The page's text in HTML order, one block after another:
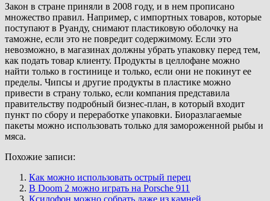
Закон в стране приняли в 2008 году, и в нем прописано
множество правил. Например, с импортных товаров, которые
поступают в Руанду, снимают пластиковую оболочку на
таможне, если это не повредит содержимому. Если это
невозможно, в магазинах должны убрать упаковку перед тем,
как подать товар клиенту. Продукты в целлофане можно
найти только в гостинице и только, если они не покинут ее
пределы. Чипсы и другие продукты в пластике можно
привести в страну только, если компания представила
правительству подробный бизнес-план, в который входит
пункт по сбору и переработке упаковки. Биоразлагаемые
пакеты можно использовать только для замороженной рыбы и
мяса.
Похожие записи:
Как можно использовать острый перец
В Doom 2 можно играть на Porsche 911